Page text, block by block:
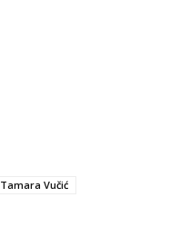
Tamara Vučić